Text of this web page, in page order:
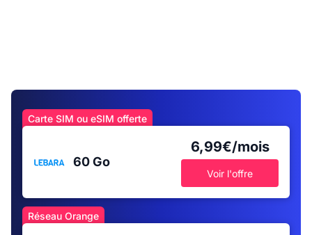
Carte SIM ou eSIM offerte
60 Go
6,99€/mois
Voir l'offre
Réseau Orange